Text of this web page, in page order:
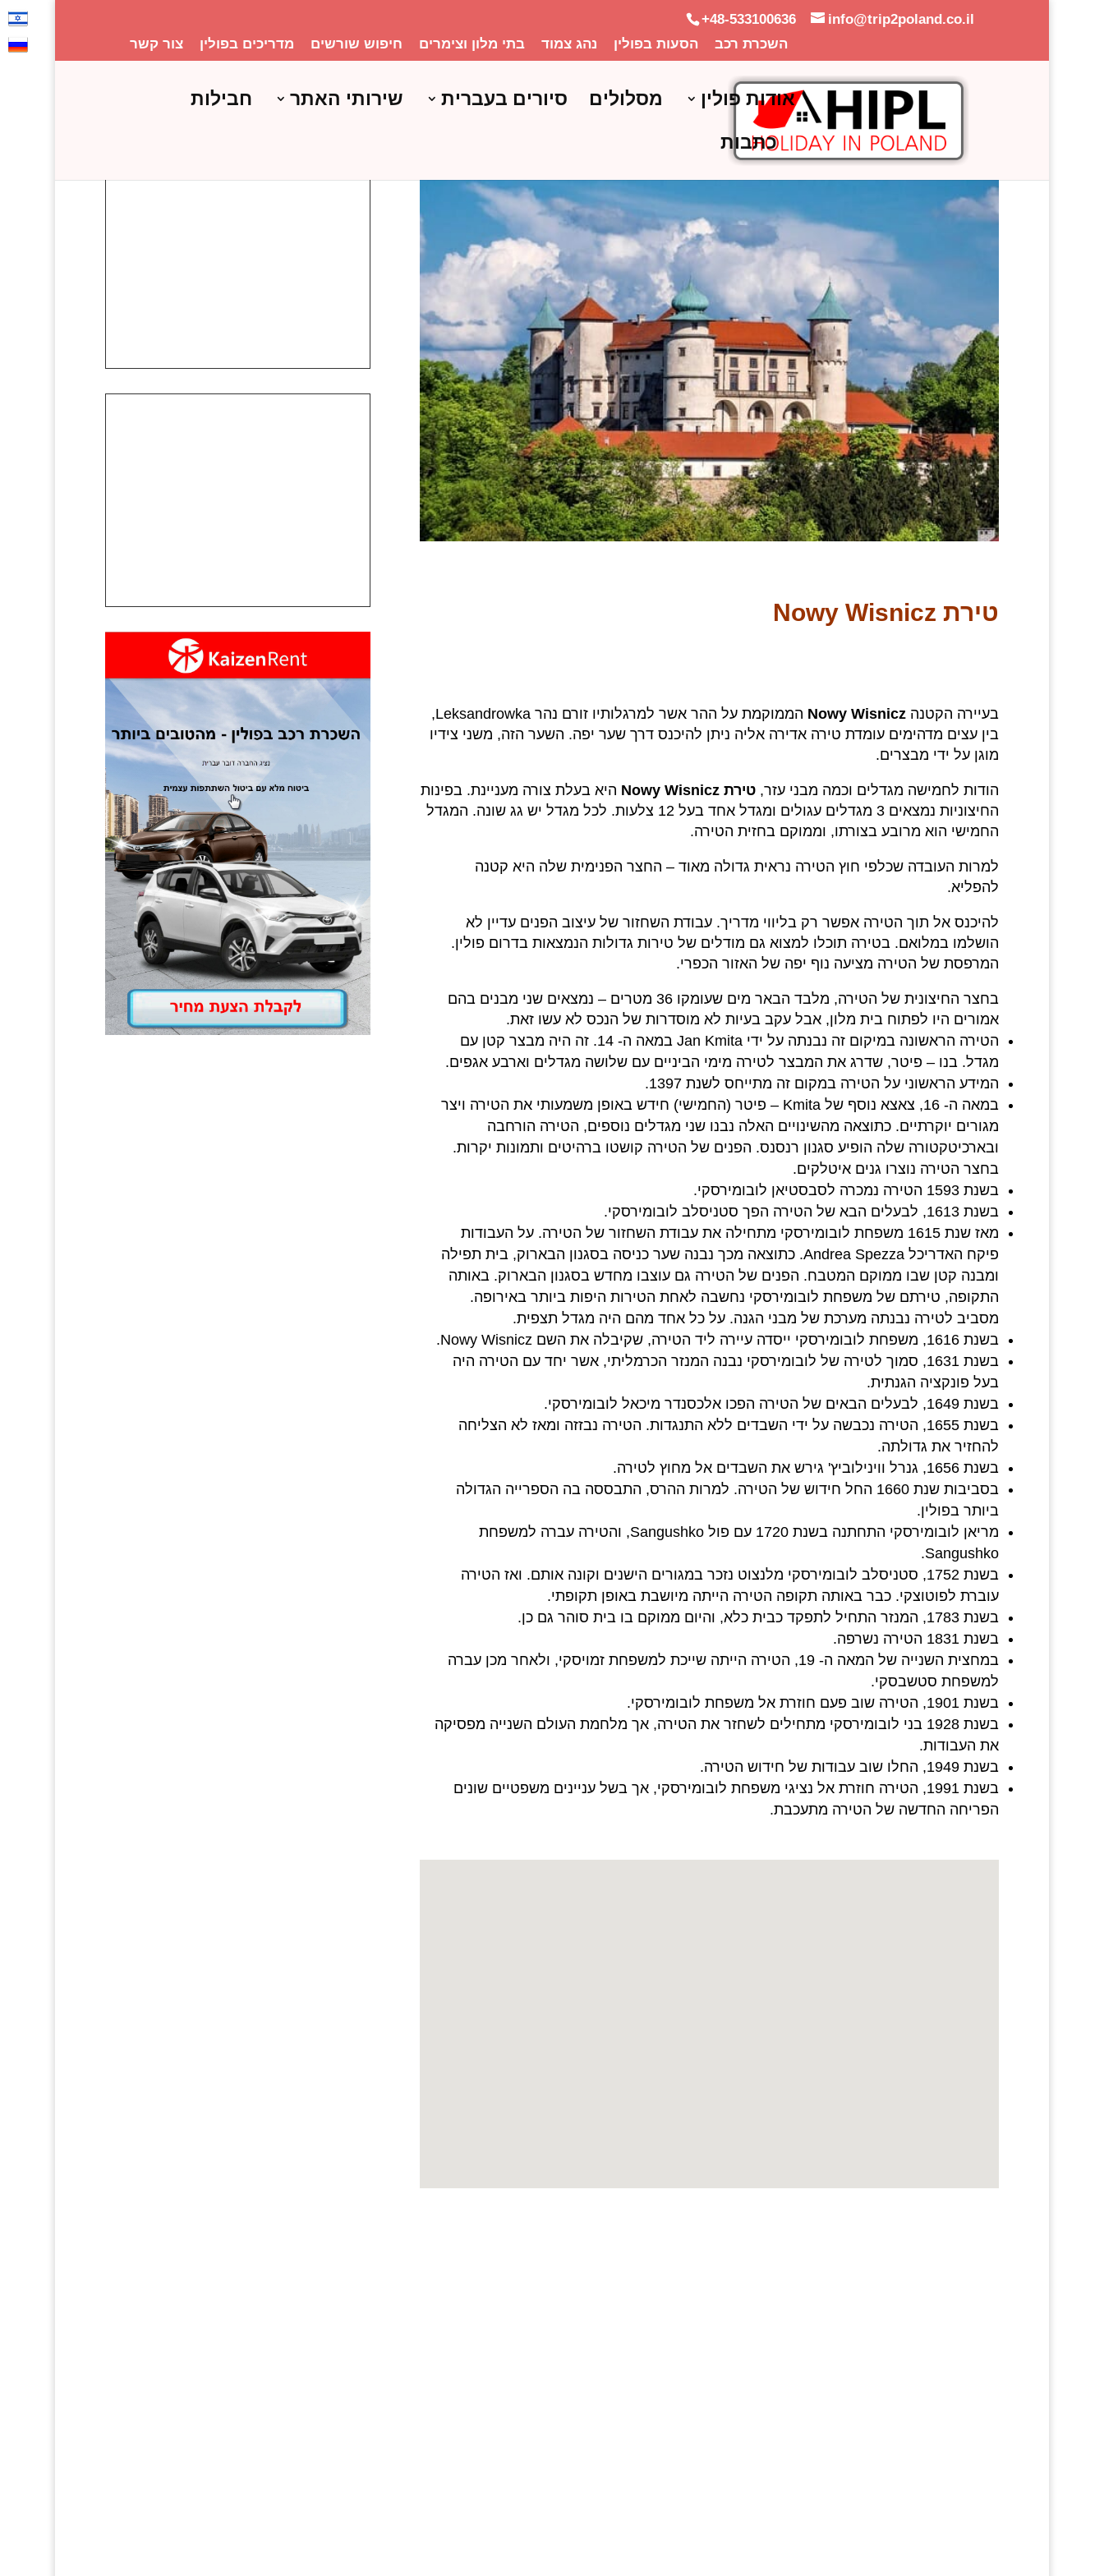
+48-533100636
info@trip2poland.co.il
השכרת רכב
הסעות בפולין נהג צמוד בתי מלון וצימרים חיפוש שורשים מדריכים בפולין צור קשר
אודות פולין מסלולים סיורים בעברית שירותי האתר חבילות
כתבות
טירת Nowy Wisnicz
בעיירה הקטנה Nowy Wisnicz
הממוקמת על ההר אשר למרגלותיו זורם נהר Leksandrowka,
בין עצים מדהימים עומדת טירה אדירה אליה ניתן להיכנס דרך שער יפה. השער הזה, משני צידיו
מוגן על ידי מבצרים.
הודות לחמישה מגדלים וכמה מבני עזר, טירת Nowy Wisnicz
היא בעלת צורה מעניינת. בפינות
החיצוניות נמצאים 3 מגדלים עגולים ומגדל אחד בעל 12 צלעות. לכל מגדל יש גג שונה. המגדל
החמישי הוא מרובע בצורתו, וממוקם בחזית הטירה.
למרות העובדה שכלפי חוץ הטירה נראית גדולה מאוד – החצר הפנימית שלה היא קטנה
להפליא.
להיכנס אל תוך הטירה אפשר רק בליווי מדריך. עבודת השחזור של עיצוב הפנים עדיין לא
הושלמו במלואם. בטירה תוכלו למצוא גם מודלים של טירות גדולות הנמצאות בדרום פולין.
המרפסת של הטירה מציעה נוף יפה של האזור הכפרי.
בחצר החיצונית של הטירה, מלבד הבאר מים שעומקו 36 מטרים – נמצאים שני מבנים בהם
אמורים היו לפתוח בית מלון, אבל עקב בעיות לא מוסדרות של הנכס לא עשו זאת.
הטירה הראשונה במיקום זה נבנתה על ידי Jan Kmita במאה ה- 14. זה היה מבצר קטן עם
מגדל. בנו – פיטר, שדרג את המבצר לטירה מימי הביניים עם שלושה מגדלים וארבע אגפים.
המידע הראשוני על הטירה במקום זה מתייחס לשנת 1397.
במאה ה- 16, צאצא נוסף של Kmita – פיטר (החמישי) חידש באופן משמעותי את הטירה ויצר
מגורים יוקרתיים. כתוצאה מהשינויים האלה נבנו שני מגדלים נוספים, הטירה הורחבה
ובארכיטקטורה שלה הופיע סגנון רנסנס. הפנים של הטירה קושטו ברהיטים ותמונות יקרות.
בחצר הטירה נוצרו גנים איטלקים.
בשנת 1593 הטירה נמכרה לסבסטיאן לובומירסקי.
בשנת 1613, לבעלים הבא של הטירה הפך סטניסלב לובומירסקי.
מאז שנת 1615 משפחת לובומירסקי מתחילה את עבודת השחזור של הטירה. על העבודות
פיקח האדריכל Andrea Spezza. כתוצאה מכך נבנה שער כניסה בסגנון הבארוק, בית תפילה
ומבנה קטן שבו ממוקם המטבח. הפנים של הטירה גם עוצבו מחדש בסגנון הבארוק. באותה
התקופה, טירתם של משפחת לובומירסקי נחשבה לאחת הטירות היפות ביותר באירופה.
מסביב לטירה נבנתה מערכת של מבני הגנה. על כל אחד מהם היה מגדל תצפית.
בשנת 1616, משפחת לובומירסקי ייסדה עיירה ליד הטירה, שקיבלה את השם Nowy Wisnicz.
בשנת 1631, סמוך לטירה של לובומירסקי נבנה המנזר הכרמליתי, אשר יחד עם הטירה היה
בעל פונקציה הגנתית.
בשנת 1649, לבעלים הבאים של הטירה הפכו אלכסנדר מיכאל לובומירסקי.
בשנת 1655, הטירה נכבשה על ידי השבדים ללא התנגדות. הטירה נבזזה ומאז לא הצליחה
להחזיר את גדולתה.
בשנת 1656, גנרל ווינילוביץ' גירש את השבדים אל מחוץ לטירה.
בסביבות שנת 1660 החל חידוש של הטירה. למרות ההרס, התבססה בה הספרייה הגדולה
ביותר בפולין.
מריאן לובומירסקי התחתנה בשנת 1720 עם פול Sangushko, והטירה עברה למשפחת
Sangushko.
בשנת 1752, סטניסלב לובומירסקי מלנצוט נזכר במגורים הישנים וקונה אותם. ואז הטירה
עוברת לפוטוצקי. כבר באותה תקופה הטירה הייתה מיושבת באופן תקופתי.
בשנת 1783, המנזר התחיל לתפקד כבית כלא, והיום ממוקם בו בית סוהר גם כן.
בשנת 1831 הטירה נשרפה.
במחצית השנייה של המאה ה- 19, הטירה הייתה שייכת למשפחת זמויסקי, ולאחר מכן עברה
למשפחת סטשבסקי.
בשנת 1901, הטירה שוב פעם חוזרת אל משפחת לובומירסקי.
בשנת 1928 בני לובומירסקי מתחילים לשחזר את הטירה, אך מלחמת העולם השנייה מפסיקה
את העבודות.
בשנת 1949, החלו שוב עבודות של חידוש הטירה.
בשנת 1991, הטירה חוזרת אל נציגי משפחת לובומירסקי, אך בשל עניינים משפטיים שונים
הפריחה החדשה של הטירה מתעכבת.